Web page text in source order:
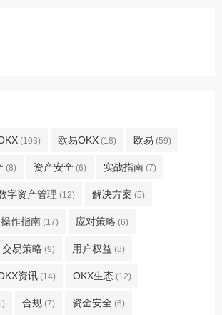
(103) 欧易OKX (18) 欧易 (59)
(8) 资产安全 (6) 实战指南 (7)
字资产管理 (12) 解决方案 (5)
操作指南 (17) 应对策略 (6)
交易策略 (9) 用户权益 (8)
资讯 (14) OKX生态 (12)
合规 (7) 资金安全 (6)